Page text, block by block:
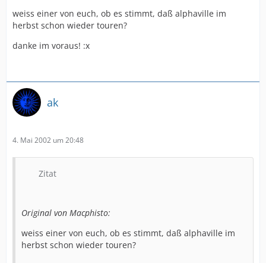
weiss einer von euch, ob es stimmt, daß alphaville im
herbst schon wieder touren?
danke im voraus! :x
ak
4. Mai 2002 um 20:48
Zitat
Original von Macphisto:
weiss einer von euch, ob es stimmt, daß alphaville im
herbst schon wieder touren?